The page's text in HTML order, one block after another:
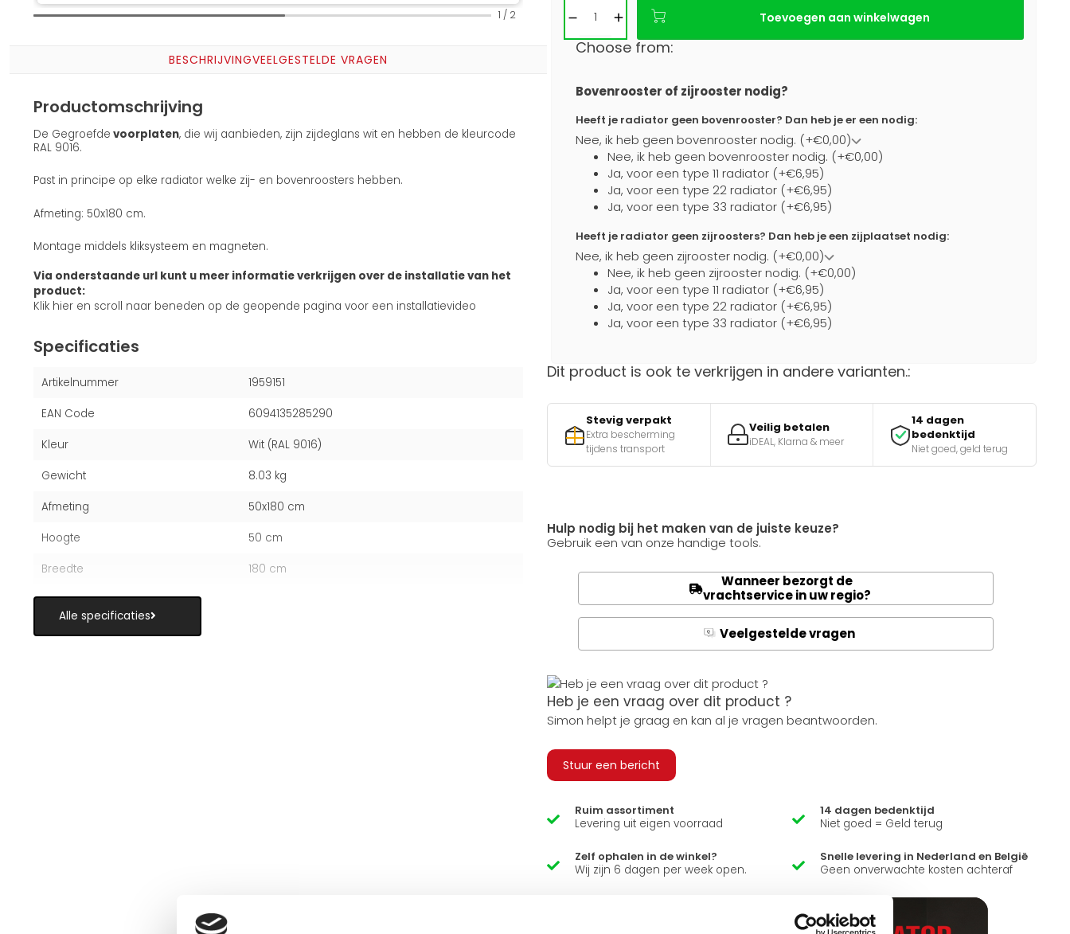
1 / 2
BESCHRIJVINGVEELGESTELDE VRAGEN
Productomschrijving
De Gegroefde voorplaten, die wij aanbieden, zijn zijdeglans wit en hebben de kleurcode
RAL 9016.
Past in principe op elke radiator welke zij- en bovenroosters hebben.
Afmeting: 50x180 cm.
Montage middels kliksysteem en magneten.
Via onderstaande url kunt u meer informatie verkrijgen over de installatie van het
product:
Klik hier en scroll naar beneden op de geopende pagina voor een installatievideo
Specificaties
Artikelnummer 1959151
EAN Code 6094135285290
Kleur Wit (RAL 9016)
Gewicht 8.03 kg
Afmeting 50x180 cm
Hoogte 50 cm
Breedte 180 cm
Alle specificaties
Toevoegen aan winkelwagen
Choose from:
Bovenrooster of zijrooster nodig?
Heeft je radiator geen bovenrooster? Dan heb je er een nodig:
Nee, ik heb geen bovenrooster nodig. (+€0,00)
Nee, ik heb geen bovenrooster nodig. (+€0,00)
Ja, voor een type 11 radiator (+€6,95)
Ja, voor een type 22 radiator (+€6,95)
Ja, voor een type 33 radiator (+€6,95)
Heeft je radiator geen zijroosters? Dan heb je een zijplaatset nodig:
Nee, ik heb geen zijrooster nodig. (+€0,00)
Nee, ik heb geen zijrooster nodig. (+€0,00)
Ja, voor een type 11 radiator (+€6,95)
Ja, voor een type 22 radiator (+€6,95)
Ja, voor een type 33 radiator (+€6,95)
Dit product is ook te verkrijgen in andere varianten.:
Stevig verpakt
Extra bescherming
tijdens transport
Veilig betalen
iDEAL, Klarna & meer
14 dagen
bedenktijd
Niet goed, geld terug
Hulp nodig bij het maken van de juiste keuze?
Gebruik een van onze handige tools.
Wanneer bezorgt de
vrachtservice in uw regio?
Q Veelgestelde vragen
Heb je een vraag over dit product ?
Simon helpt je graag en kan al je vragen beantwoorden.
Stuur een bericht
Ruim assortiment
Levering uit eigen voorraad
14 dagen bedenktijd
Niet goed = Geld terug
Zelf ophalen in de winkel?
Wij zijn 6 dagen per week open.
Snelle levering in Nederland en België
Geen onverwachte kosten achteraf